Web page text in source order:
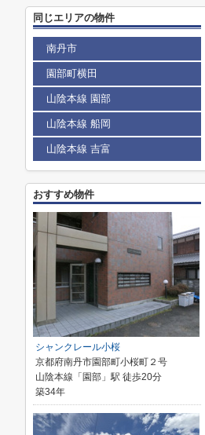
同じエリアの物件
南丹市
園部町横田
山陰本線 園部
山陰本線 船岡
山陰本線 吉富
おすすめ物件
シャンクレール小桜
京都府南丹市園部町小桜町２号
山陰本線「園部」駅 徒歩20分
築34年